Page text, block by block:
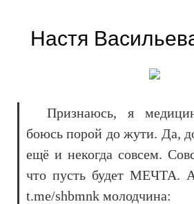
Настя
Признаюсь, я
боюсь порой до жути. Да,
ещё и некогда совсем.
что пусть будет МЕЧТА.
t.me/shbmnk молодчина: